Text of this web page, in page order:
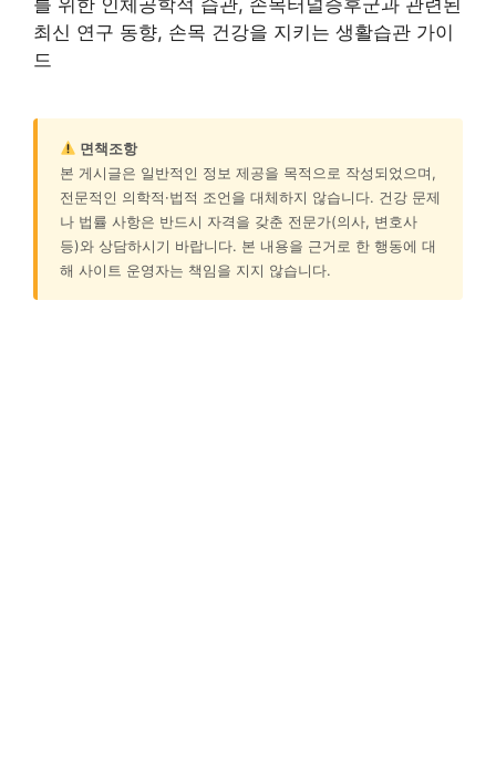
최신 연구 동향, 손목 건강을 지키는 생활습관 가이
드
면책조항
본 게시글은 일반적인 정보 제공을 목적으로 작성되었으며,
전문적인 의학적·법적 조언을 대체하지 않습니다. 건강 문제
나 법률 사항은 반드시 자격을 갖춘 전문가(의사, 변호사
등)와 상담하시기 바랍니다. 본 내용을 근거로 한 행동에 대
해 사이트 운영자는 책임을 지지 않습니다.